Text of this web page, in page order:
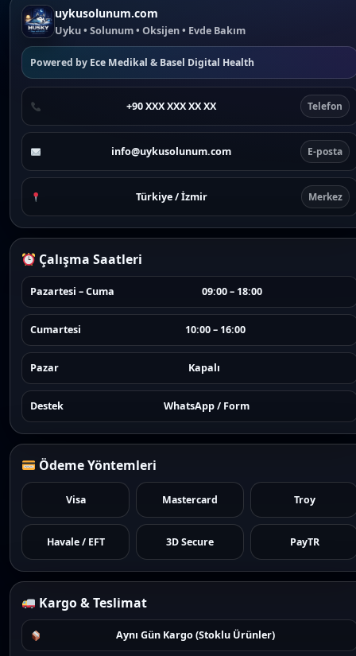
uykusolunum.com
Uyku • Solunum • Oksijen • Evde Bakım
Powered by Ece Medikal & Basel Digital Health
+90 XXX XXX XX XX Telefon
info@uykusolunum.com E-posta
Türkiye / İzmir Merkez
Çalışma Saatleri
Pazartesi – Cuma 09:00 – 18:00
Cumartesi 10:00 – 16:00
Pazar Kapalı
Destek WhatsApp / Form
Ödeme Yöntemleri
Visa Mastercard Troy
Havale / EFT 3D Secure PayTR
Kargo & Teslimat
Aynı Gün Kargo (Stoklu Ürünler)